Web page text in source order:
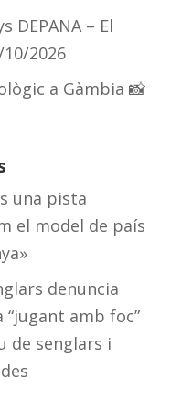
DEPANA – El
2026
a Gàmbia 📸
una pista
el model de país
denuncia
amb foc”
de senglars i